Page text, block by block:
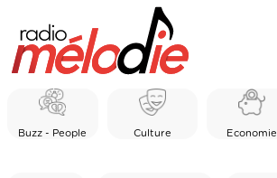
Buzz - People Culture Economie